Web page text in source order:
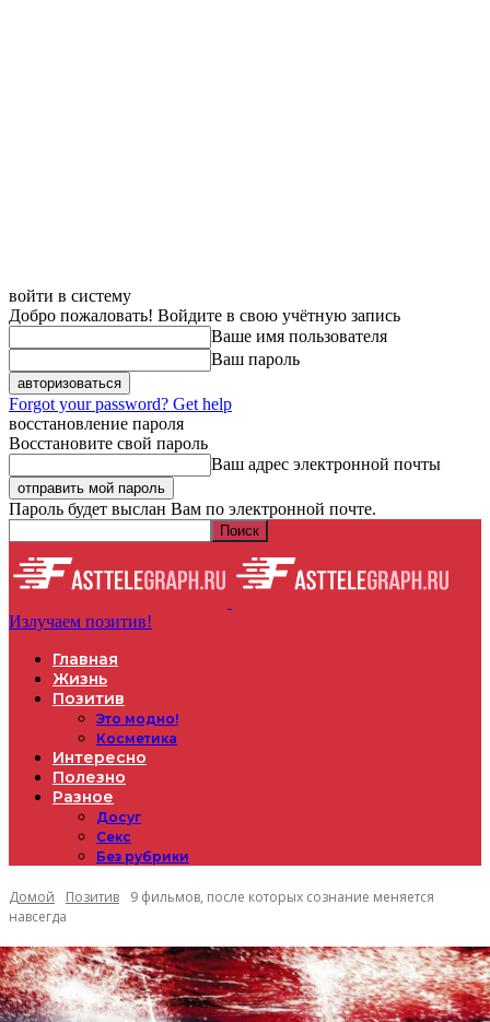
войти в систему
Добро пожаловать! Войдите в свою учётную запись
Ваше имя пользователя
Ваш пароль
Forgot your password? Get help
восстановление пароля
Восстановите свой пароль
Ваш адрес электронной почты
Пароль будет выслан Вам по электронной почте.
Излучаем позитив!
Главная
Жизнь
Позитив
Это модно!
Косметика
Интересно
Полезно
Разное
Досуг
Секс
Без рубрики
Домой Позитив
9 фильмов, после которых сознание меняется
навсегда